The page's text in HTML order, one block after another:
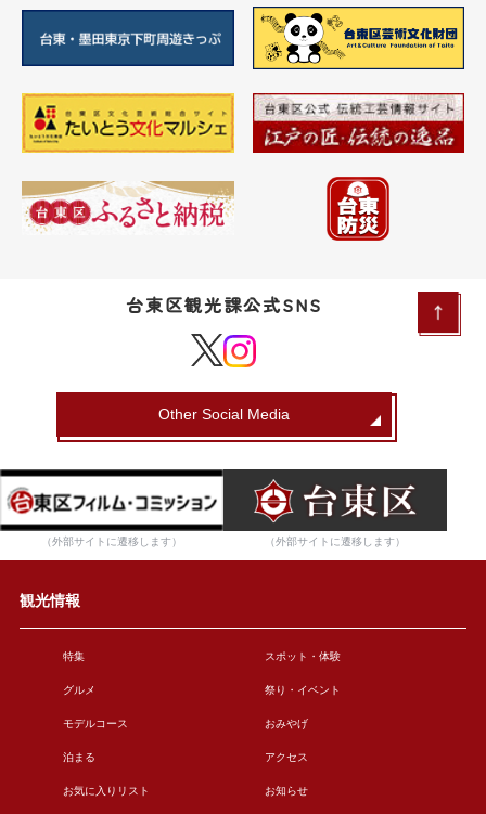
台東区観光課公式SNS
Other Social Media
（外部サイトに遷移します） （外部サイトに遷移します）
観光情報
特集 スポット・体験
グルメ 祭り・イベント
モデルコース おみやげ
泊まる アクセス
お気に入りリスト お知らせ